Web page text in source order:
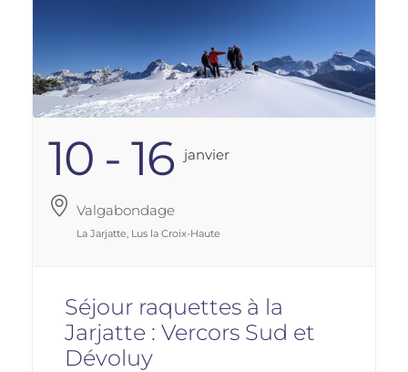
10 - 16 Janvier
Valgabondage
La Jarjatte, Lus la Croix-Haute
Séjour raquettes à la
Jarjatte : Vercors Sud et
Dévoluy